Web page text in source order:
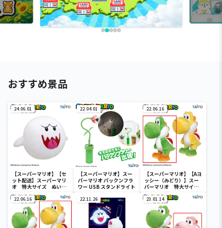
おすすめ景品
24.06.01
【スーパーマリオ】【セ
ット配送】スーパーマリ
オ 特大サイズ ぬいぐ
るみ テレサ
22.04.01
【スーパーマリオ】スー
パーマリオ パックンフラ
ワー USB スタンドライト
22.06.16
【スーパーマリオ】【Aヨ
ッシー（みどり）】スー
パーマリオ 特大サイ
ズ ぬいぐるみ ヨッシ
ー（立ちポーズ）
22.06.16 22.11.26 23.01.14